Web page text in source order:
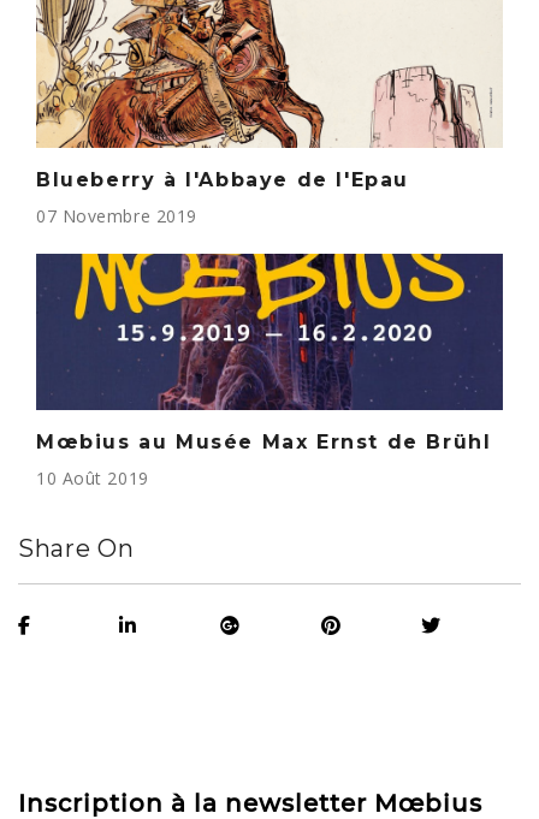
Blueberry à l'Abbaye de l'Epau
07 Novembre 2019
Mœbius au Musée Max Ernst de Brühl
10 Août 2019
Share On
Inscription à la newsletter Mœbius